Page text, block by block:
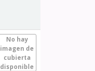
No hay
imagen de
cubierta
disponible